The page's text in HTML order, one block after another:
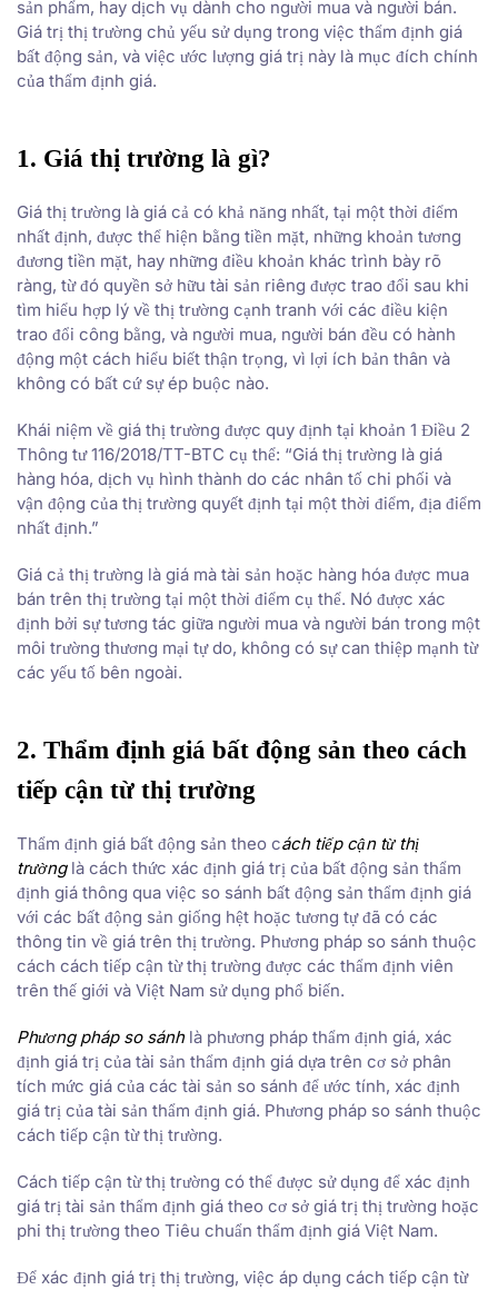
sản phẩm, hay dịch vụ dành cho người mua và người bán.
Giá trị thị trường chủ yếu sử dụng trong việc thẩm định giá
bất động sản, và việc ước lượng giá trị này là mục đích chính
của thẩm định giá.
1. Giá thị trường là gì?
Giá thị trường là giá cả có khả năng nhất, tại một thời điểm
nhất định, được thể hiện bằng tiền mặt, những khoản tương
đương tiền mặt, hay những điều khoản khác trình bày rõ
ràng, từ đó quyền sở hữu tài sản riêng được trao đổi sau khi
tìm hiểu hợp lý về thị trường cạnh tranh với các điều kiện
trao đổi công bằng, và người mua, người bán đều có hành
động một cách hiểu biết thận trọng, vì lợi ích bản thân và
không có bất cứ sự ép buộc nào.
Khái niệm về giá thị trường được quy định tại khoản 1 Điều 2
Thông tư 116/2018/TT-BTC cụ thể: “Giá thị trường là giá
hàng hóa, dịch vụ hình thành do các nhân tố chi phối và
vận động của thị trường quyết định tại một thời điểm, địa điểm
nhất định.”
Giá cả thị trường là giá mà tài sản hoặc hàng hóa được mua
bán trên thị trường tại một thời điểm cụ thể. Nó được xác
định bởi sự tương tác giữa người mua và người bán trong một
môi trường thương mại tự do, không có sự can thiệp mạnh từ
các yếu tố bên ngoài.
2. Thẩm định giá bất động sản theo cách
tiếp cận từ thị trường
Thẩm định giá bất động sản theo cách tiếp cận từ thị
trườnglà cách thức xác định giá trị của bất động sản thẩm
định giá thông qua việc so sánh bất động sản thẩm định giá
với các bất động sản giống hệt hoặc tương tự đã có các
thông tin về giá trên thị trường. Phương pháp so sánh thuộc
cách cách tiếp cận từ thị trường được các thẩm định viên
trên thế giới và Việt Nam sử dụng phổ biến.
Phương pháp so sánhlà phương pháp thẩm định giá, xác
định giá trị của tài sản thẩm định giá dựa trên cơ sở phân
tích mức giá của các tài sản so sánh để ước tính, xác định
giá trị của tài sản thẩm định giá. Phương pháp so sánh thuộc
cách tiếp cận từ thị trường.
Cách tiếp cận từ thị trường có thể được sử dụng để xác định
giá trị tài sản thẩm định giá theo cơ sở giá trị thị trường hoặc
phi thị trường theo Tiêu chuẩn thẩm định giá Việt Nam.
Để xác định giá trị thị trường, việc áp dụng cách tiếp cận từ